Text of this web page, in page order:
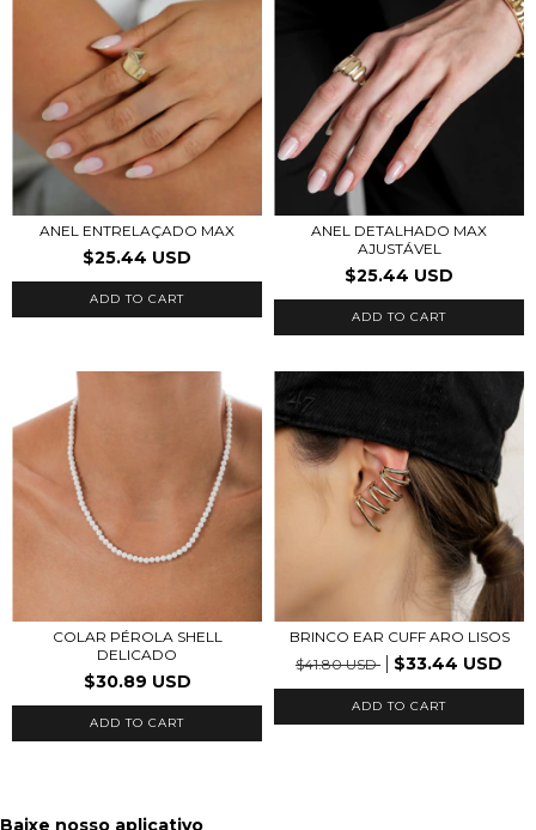
ANEL ENTRELAÇADO MAX
$25.44 USD
ADD TO CART
ANEL DETALHADO MAX
AJUSTÁVEL
$25.44 USD
ADD TO CART
COLAR PÉROLA SHELL
DELICADO
$30.89 USD
BRINCO EAR CUFF ARO LISOS
$41.80 USD
$33.44 USD
Baixe nosso aplicativo